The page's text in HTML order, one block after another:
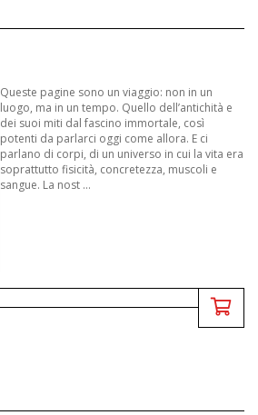
Queste pagine sono un viaggio: non in un
luogo, ma in un tempo. Quello dell’antichità e
dei suoi miti dal fascino immortale, così
potenti da parlarci oggi come allora. E ci
parlano di corpi, di un universo in cui la vita era
soprattutto fisicità, concretezza, muscoli e
sangue. La nost ...